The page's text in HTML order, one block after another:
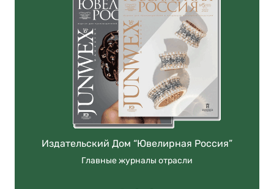
Издательский Дом “Ювелирная Россия”
Главные журналы отрасли